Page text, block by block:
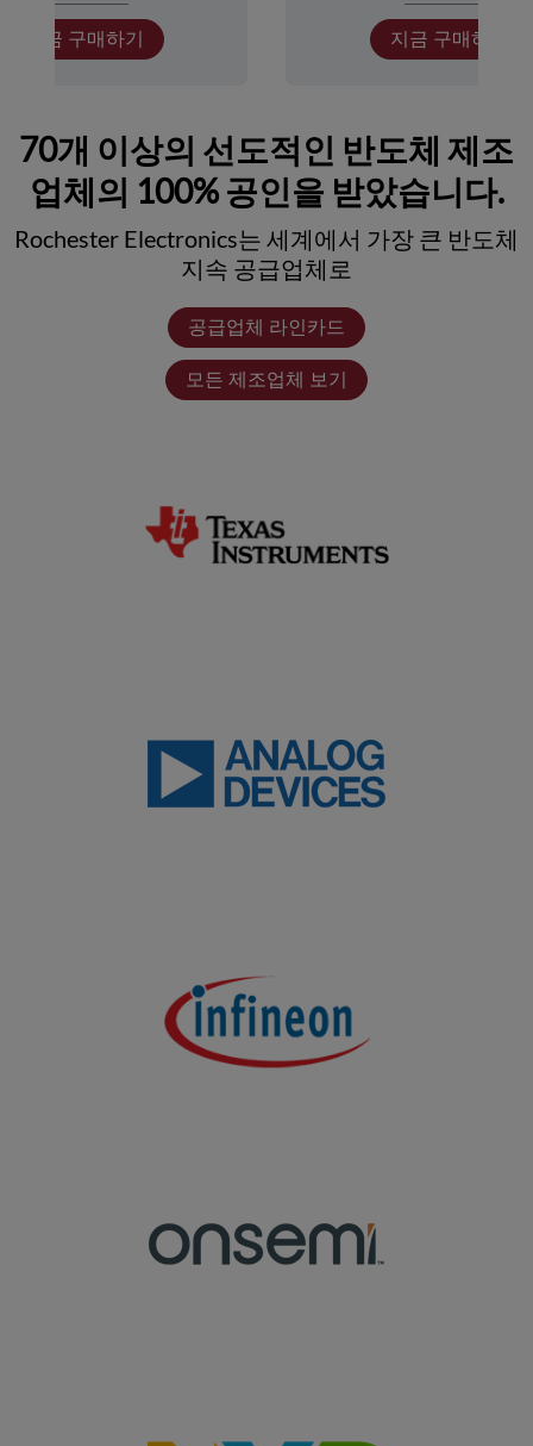
지금 구매하기 지금 구매하기
70개 이상의 선도적인 반도체 제조
업체의 100% 공인을 받았습니다.
Rochester Electronics는 세계에서 가장 큰 반도체
지속 공급업체로
공급업체 라인카드
모든 제조업체 보기